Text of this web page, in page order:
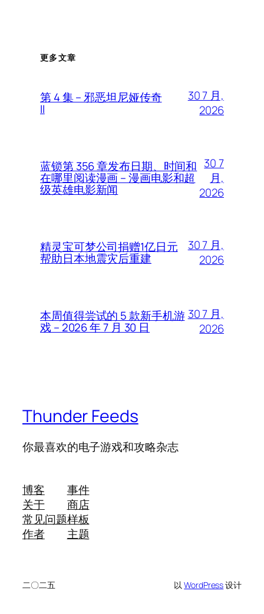
更多文章
第 4 集 – 邪恶坦尼娅传奇
II
30 7 月,
2026
蓝锁第 356 章发布日期、时间和
在哪里阅读漫画 – 漫画电影和超
级英雄电影新闻
30 7
月,
2026
精灵宝可梦公司捐赠1亿日元
帮助日本地震灾后重建
30 7 月,
2026
本周值得尝试的 5 款新手机游
戏 – 2026 年 7 月 30 日
30 7 月,
2026
Thunder Feeds
你最喜欢的电子游戏和攻略杂志
博客
关于
常见问题
作者
事件
商店
样板
主题
二〇二五 以WordPress设计